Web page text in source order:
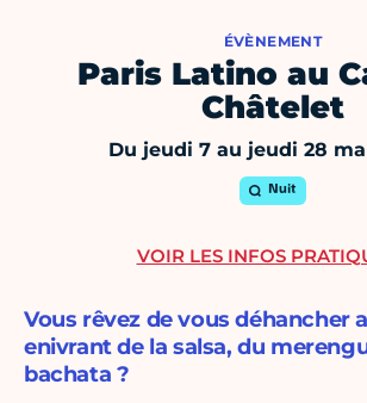
ÉVÈNEMENT
Paris Latino au
Châtelet
Du jeudi 7 au jeudi 28
Nuit
Vous rêvez de vous déhancher
enivrant de la salsa, du
bachata ?
VOIR LES INFOS